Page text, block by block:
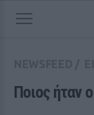
Ποιος ήταν